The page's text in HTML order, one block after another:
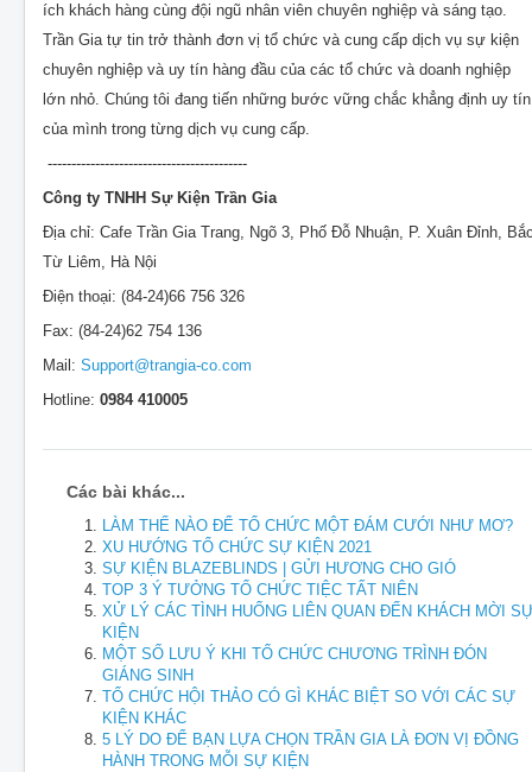
ích khách hàng cùng đội ngũ nhân viên chuyên nghiệp và sáng tạo.
Trần Gia tự tin trở thành đơn vị tổ chức và cung cấp dịch vụ sự kiện
chuyên nghiệp và uy tín hàng đầu của các tổ chức và doanh nghiệp
lớn nhỏ. Chúng tôi đang tiến những bước vững chắc khẳng định uy tín
của mình trong từng dịch vụ cung cấp.
------------------------------------------
Công ty TNHH Sự Kiện Trần Gia
Địa chỉ: Cafe Trần Gia Trang, Ngõ 3, Phố Đỗ Nhuận, P. Xuân Đỉnh,
Từ Liêm, Hà Nội
Điện thoại: (84-24)66 756 326
Fax: (84-24)62 754 136
Mail: Support@trangia-co.com
Hotline: 0984 410005
Các bài khác...
LÀM THẾ NÀO ĐỂ TỔ CHỨC MỘT ĐÁM CƯỚI NHƯ MƠ?
XU HƯỚNG TỔ CHỨC SỰ KIỆN 2021
SỰ KIỆN BLAZEBLINDS | GỬI HƯƠNG CHO GIÓ
TOP 3 Ý TƯỞNG TỔ CHỨC TIỆC TẤT NIÊN
XỬ LÝ CÁC TÌNH HUỐNG LIÊN QUAN ĐẾN KHÁCH MỜI
KIỆN
MỘT SỐ LƯU Ý KHI TỔ CHỨC CHƯƠNG TRÌNH ĐÓN
GIÁNG SINH
TỔ CHỨC HỘI THẢO CÓ GÌ KHÁC BIỆT SO VỚI CÁC SỰ
KIỆN KHÁC
5 LÝ DO ĐỂ BẠN LỰA CHỌN TRẦN GIA LÀ ĐƠN VỊ ĐỒNG
HÀNH TRONG MỖI SỰ KIỆN